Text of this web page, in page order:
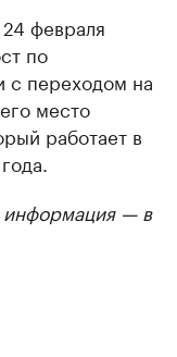
, 24 февраля
по
с переходом на
место
работает в
информация — в